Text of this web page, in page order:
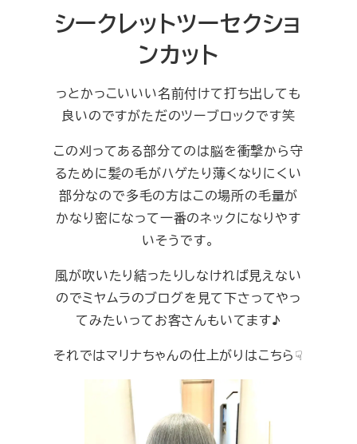
シークレットツーセクショ
ンカット
っとかっこいいい名前付けて打ち出しても
良いのですがただのツーブロックです笑
この刈ってある部分てのは脳を衝撃から守
るために髪の毛がハゲたり薄くなりにくい
部分なので多毛の方はこの場所の毛量が
かなり密になって一番のネックになりやす
いそうです。
風が吹いたり結ったりしなければ見えない
のでミヤムラのブログを見て下さってやっ
てみたいってお客さんもいてます♪
それではマリナちゃんの仕上がりはこちら☟